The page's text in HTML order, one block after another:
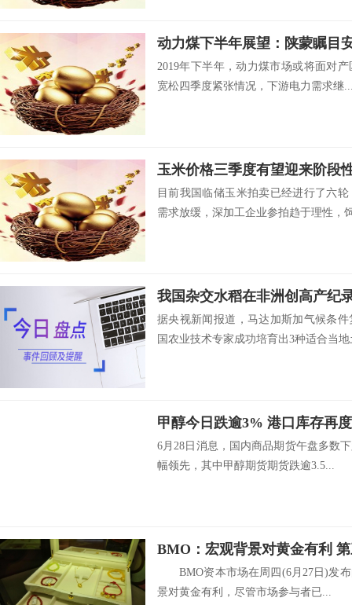
动力煤下半年展望：陕蒙瞩目
2019年下半年，动力煤市场或将面对
宽松四季度紧张情况，下游电力需求继
玉米价格三季度有望迎来阶段
目前我国临储玉米拍卖已经进行了六
需求放缓，深加工企业参拍趋于理性，
据央视新闻报道，马达加斯加气候条
国农业技术专家成功培育出3种适合当
甲醇今日跌逾3% 港口库存再
6月28日消息，国内商品期货午盘多数
幅领先，其中甲醇期货期货跌逾3.5...
BMO：宏观背景对黄金有利
BMO资本市场在周四(6月27日)发布
景对黄金有利，尽管市场参与者已...